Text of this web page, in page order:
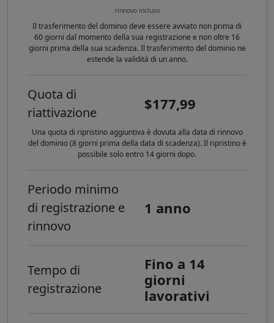
rinnovo incluso
Il trasferimento del dominio deve essere avviato non prima di
60 giorni dal momento della sua registrazione e non oltre 16
giorni prima della sua scadenza. Il trasferimento del dominio ne
estende la validità di un anno.
Quota di
riattivazione
$177,99
Una quota di ripristino aggiuntiva è dovuta alla data di rinnovo
del dominio (8 giorni prima della data di scadenza). Il ripristino è
possibile solo entro 14 giorni dopo.
Periodo minimo
di registrazione e
rinnovo
1 anno
Tempo di
registrazione
Fino a 14
giorni
lavorativi